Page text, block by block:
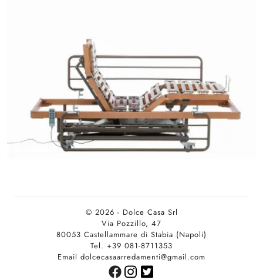
© 2026 - Dolce Casa Srl
Via Pozzillo, 47
80053 Castellammare di Stabia (Napoli)
Tel. +39 081-8711353
Email dolcecasaarredamenti@gmail.com